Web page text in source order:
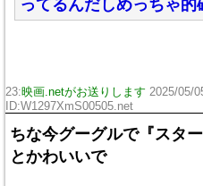
ってるんだしめっちゃ
23:映画.netがお送りします 2025/05/
ID:W1297XmS00505.net
ちな今グーグルで『スタ
とかわいいで